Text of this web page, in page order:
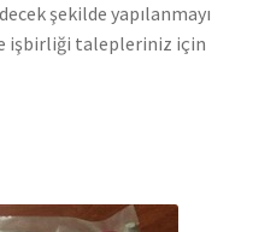
şekilde yapılanmayı
işbirliği talepleriniz için